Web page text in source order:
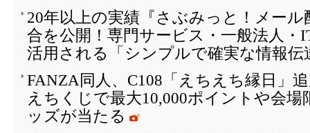
20年以上の実績『さぶみっと！メール
合を公開！専門サービス・一般法人・
活用される「シンプルで確実な情報伝
FANZA同人、C108「えちえち縁日」
えちくじで最大10,000ポイントや会
ッズが当たる